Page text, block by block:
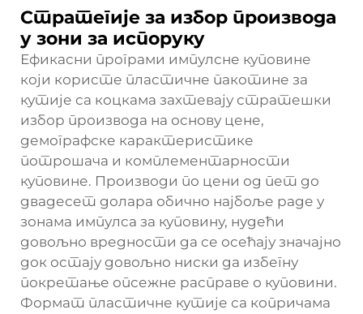
Стратегије за избор производа
у зони за испоруку
Ефикасни програми импулсне куповине
који користе пластичне пакотине за
кутије са коцкама захтевају стратешки
избор производа на основу цене,
демографске карактеристике
потрошача и комплементарности
куповине. Производи по цени од пет до
двадесет долара обично најбоље раде у
зонама импулса за куповину, нудећи
довољно вредности да се осећају значајно
док остају довољно ниски да избегну
покретање опсежне расправе о куповини.
Формат пластичне кутије са копричама